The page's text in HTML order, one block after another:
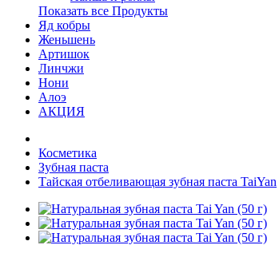
Показать все Продукты
Яд кобры
Женьшень
Артишок
Линчжи
Нони
Алоэ
АКЦИЯ
Косметика
Зубная паста
Тайская отбеливающая зубная паста TaiYan